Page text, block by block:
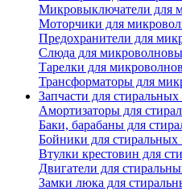
Микровыключатели для
Моторчики для
Предохранители для
Слюда для
Тарелки для
Трансформаторы для
Запчасти для
Амортизаторы для
Баки, барабаны для
Бойники для
Втулки крестовин для
Двигатели для
Замки люка для